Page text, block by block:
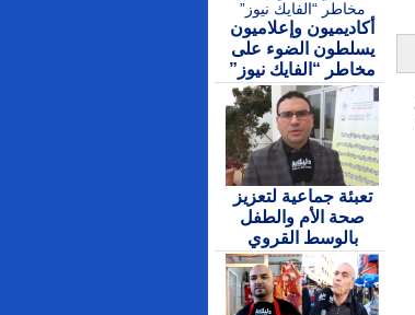
أكاديميون وإعلاميون
يسلطون الضوء على
مخاطر “الفايك نيوز”
تعبئة جماعية لتعزيز
صحة الأم والطفل
بالوسط القروي